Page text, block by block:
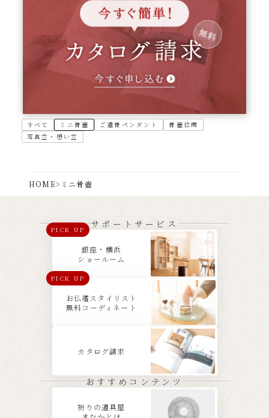
すべて ミニ骨壺 ご遺骨ペンダント
骨壺位牌
写真立・想い立
HOME> ミニ骨壺
サポートサービス
PICK UP
銀座・横浜
ショールーム
PICK UP
お仏壇スタイリスト
無料コーディネート
カタログ請求
おすすめコンテンツ
祈りの道具屋